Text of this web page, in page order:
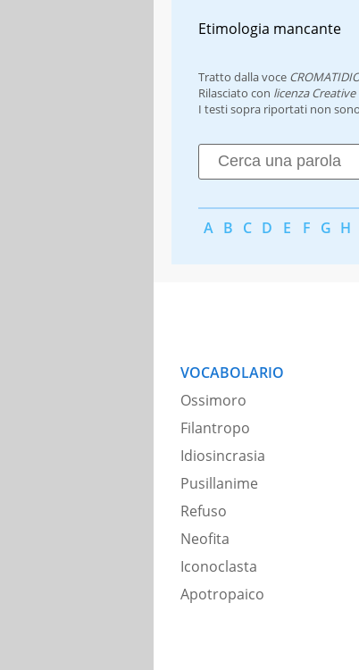
Etimologia mancante
Tratto dalla voce
Rilasciato con licenza
I testi sopra riportati non
A B C D E F G H
VOCABOLARIO
Ossimoro
Filantropo
Idiosincrasia
Pusillanime
Refuso
Neofita
Iconoclasta
Apotropaico